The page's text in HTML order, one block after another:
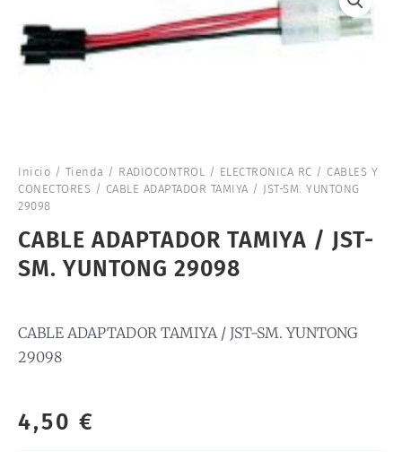
Inicio / Tienda / RADIOCONTROL / ELECTRONICA RC / CABLES Y
CONECTORES / CABLE ADAPTADOR TAMIYA / JST-SM. YUNTONG
29098
CABLE ADAPTADOR TAMIYA / JST-
SM. YUNTONG 29098
CABLE ADAPTADOR TAMIYA / JST-SM. YUNTONG
29098
4,50 €